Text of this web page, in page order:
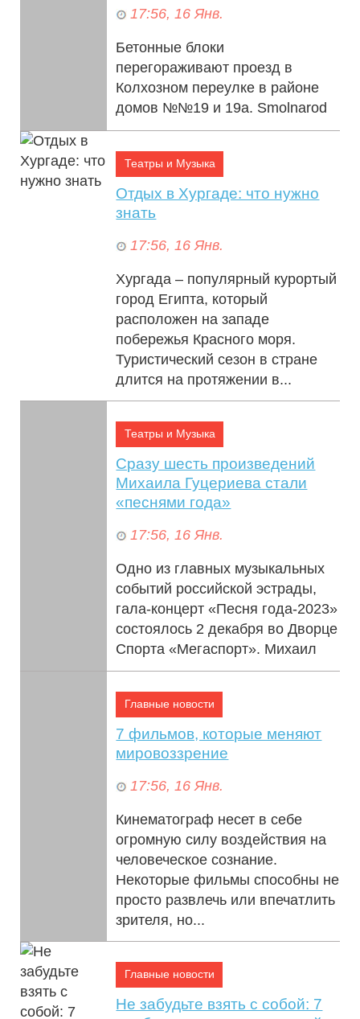
17:56, 16 Янв.
Бетонные блоки
перегораживают проезд в
Колхозном переулке в районе
домов №№19 и 19а. Smolnarod
попытался разобраться в
истории соседских «войн&#...
Театры и Музыка
Отдых в Хургаде: что нужно
знать
17:56, 16 Янв.
Хургада – популярный курортый
город Египта, который
расположен на западе
побережья Красного моря.
Туристический сезон в стране
длится на протяжении в...
Театры и Музыка
Сразу шесть произведений
Михаила Гуцериева стали
«песнями года»
17:56, 16 Янв.
Одно из главных музыкальных
событий российской эстрады,
гала-концерт «Песня года-2023»
состоялось 2 декабря во Дворце
Cпорта «Мегаспорт». Михаил
Гуце...
Главные новости
7 фильмов, которые меняют
мировоззрение
17:56, 16 Янв.
Кинематограф несет в себе
огромную силу воздействия на
человеческое сознание.
Некоторые фильмы способны не
просто развлечь или впечатлить
зрителя, но...
Главные новости
Не забудьте взять с собой: 7